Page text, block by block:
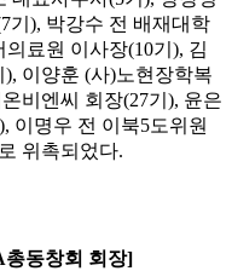
기), 박강수 전 배재대학
료원 이사장(10기), 김
이양훈 (사)노현장학복
비엔씨 회장(27기), 윤은
이명우 전 이북5도위원
위촉되었다.
동창회 회장]